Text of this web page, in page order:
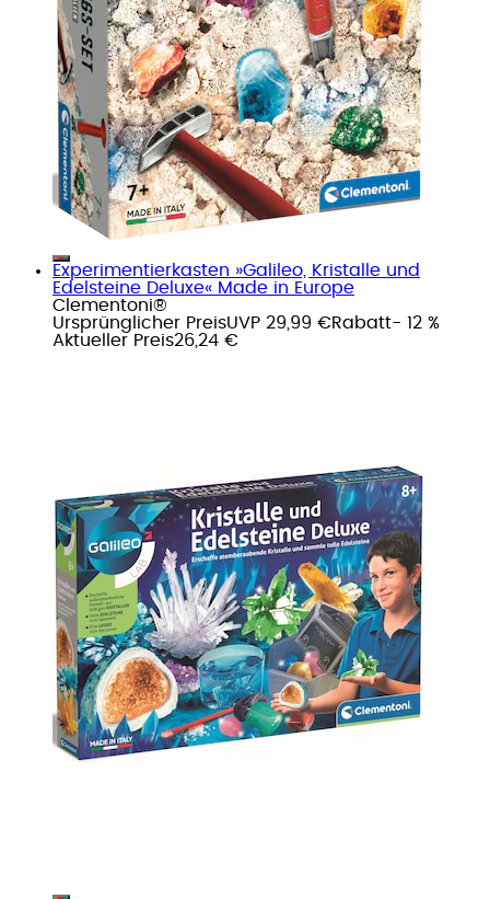
Experimentierkasten »Galileo, Kristalle und
Edelsteine Deluxe« Made in Europe
Clementoni®
Ursprünglicher PreisUVP 29,99 €Rabatt- 12 %
Aktueller Preis26,24 €